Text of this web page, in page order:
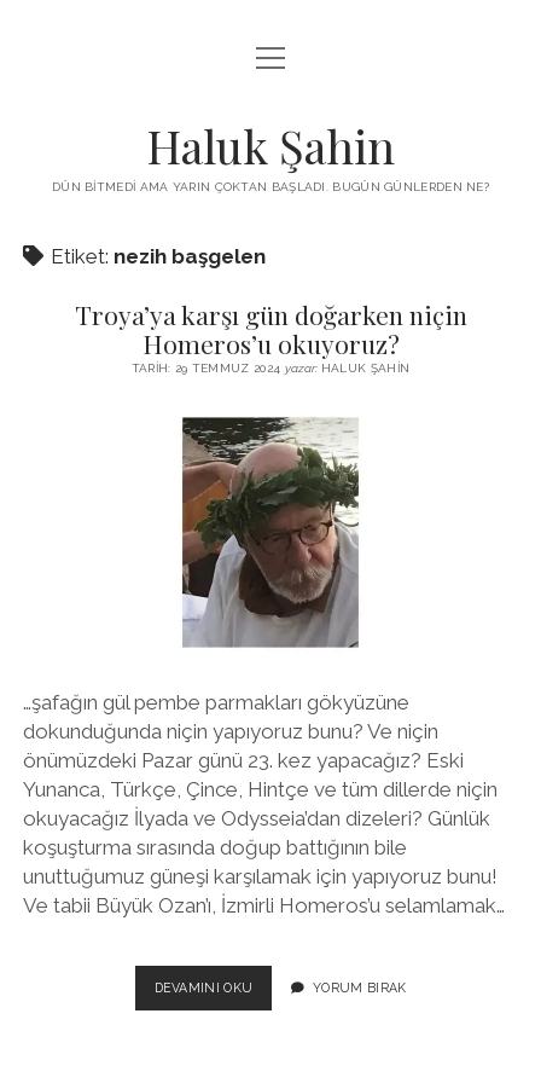
KUTUP YILDIZI
MENDIREK YAZILARI
ADA
İYI YAŞAM VE MUTLULUK ÜZERINE
BABIALI’DE CINAYET
PROGRAMLAR
BIZ KIMIZ?
DERS NOTLARI – LECTURE NOTES
MED 532 SPRING ‘25
YAZMADAN EDEMEDIM
HABERLER / NEWS
twitterfacebookinstagram
menüyü
aç
Haluk Şahin
DÜN BITMEDI AMA YARIN ÇOKTAN BAŞLADI. BUGÜN GÜNLERDEN NE?
Etiket: nezih başgelen
Troya’ya karşı gün doğarken niçin
Homeros’u okuyoruz?
TARIH: 29 TEMMUZ 2024 yazar:HALUK ŞAHIN
…şafağın gül pembe parmakları gökyüzüne
dokunduğunda niçin yapıyoruz bunu? Ve niçin
önümüzdeki Pazar günü 23. kez yapacağız? Eski
Yunanca, Türkçe, Çince, Hintçe ve tüm dillerde niçin
okuyacağız İlyada ve Odysseia’dan dizeleri? Günlük
koşuşturma sırasında doğup battığının bile
unuttuğumuz güneşi karşılamak için yapıyoruz bunu!
Ve tabii Büyük Ozan’ı, İzmirli Homeros’u selamlamak…
DEVAMINI OKU TROYA’YA
KARŞI
YORUM BIRAK